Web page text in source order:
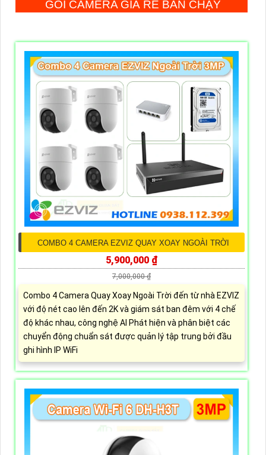
GÓI CAMERA GIÁ RẺ BÁN CHẠY
COMBO 4 CAMERA EZVIZ QUAY XOAY NGOÀI TRỜI
5,900,000 ₫
7,000,000 ₫
Combo 4 Camera Quay Xoay Ngoài Trời đến từ nhà EZVIZ
với độ nét cao lên đến 2K và giám sát ban đêm với 4 chế
độ khác nhau, công nghệ AI Phát hiện và phân biệt các
chuyển động chuẩn sát được quản lý tập trung bởi đầu
ghi hình IP WiFi